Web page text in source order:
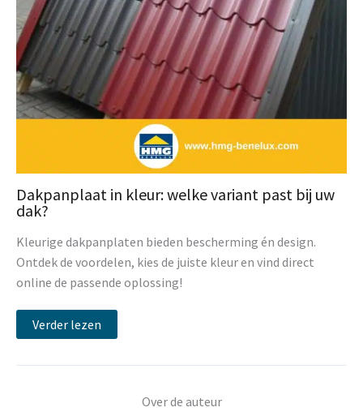
Dakpanplaat in kleur: welke variant past bij uw
dak?
Kleurige dakpanplaten bieden bescherming én design.
Ontdek de voordelen, kies de juiste kleur en vind direct
online de passende oplossing!
Verder lezen
Over de auteur